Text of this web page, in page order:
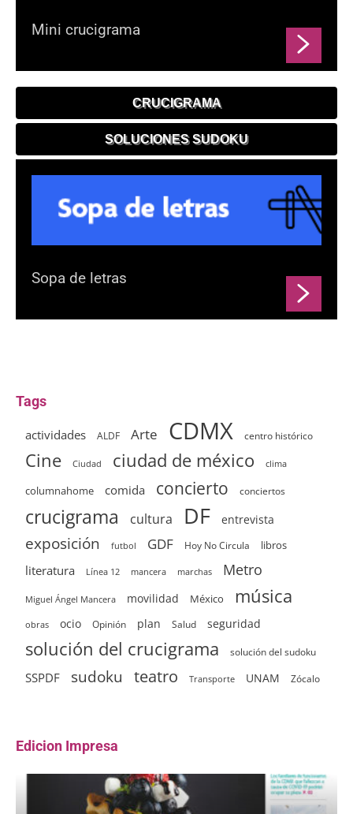
Mini crucigrama
CRUCIGRAMA
SOLUCIONES SUDOKU
Sopa de letras
Tags
actividades ALDF Arte CDMX centro histórico
Cine Ciudad ciudad de méxico clima
columnahome comida concierto conciertos
crucigrama cultura DF entrevista
exposición futbol GDF Hoy No Circula libros
literatura Línea 12 mancera marchas Metro
Miguel Ángel Mancera movilidad México música
obras ocio Opinión plan Salud seguridad
solución del crucigrama solución del sudoku
SSPDF sudoku teatro Transporte UNAM Zócalo
Edicion Impresa